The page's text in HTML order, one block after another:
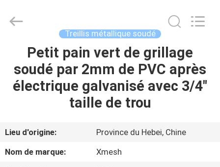
MAISON
DES
AU
SUJET
Mesh
Treillis métallique soudé
Petit pain vert de grillage
soudé par 2mm de PVC après
électrique galvanisé avec 3/4"
taille de trou
Lieu d'origine:
Province du Hebei, Chine
Nom de marque:
Xmesh